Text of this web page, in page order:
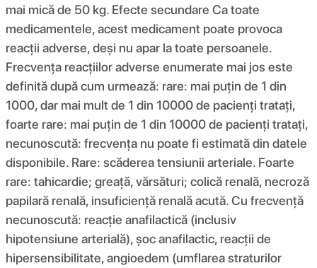
mai mică de 50 kg. Efecte secundare Ca toate
medicamentele, acest medicament poate provoca
reacții adverse, deși nu apar la toate persoanele.
Frecvența reacțiilor adverse enumerate mai jos este
definită după cum urmează: rare: mai puțin de 1 din
1000, dar mai mult de 1 din 10000 de pacienți tratați,
foarte rare: mai puțin de 1 din 10000 de pacienți tratați,
necunoscută: frecvența nu poate fi estimată din datele
disponibile. Rare: scăderea tensiunii arteriale. Foarte
rare: tahicardie; greață, vărsături; colică renală, necroză
papilară renală, insuficiență renală acută. Cu frecvență
necunoscută: reacție anafilactică (inclusiv
hipotensiune arterială), șoc anafilactic, reacții de
hipersensibilitate, angioedem (umflarea straturilor